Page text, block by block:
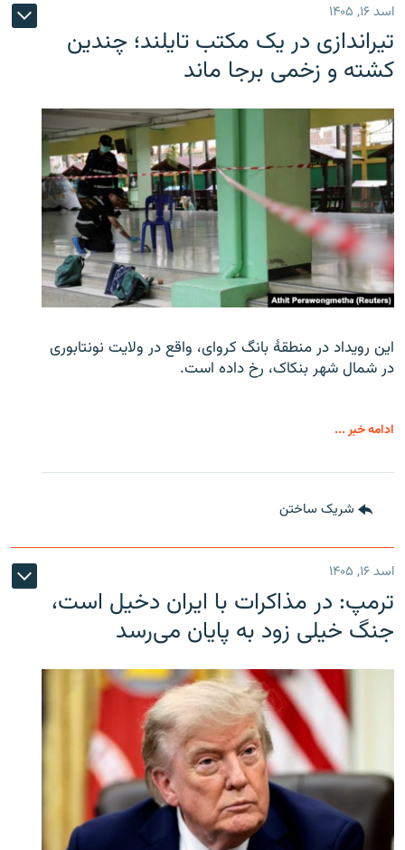
اسد ۱۶, ۱۴۰۵
تیراندازی در یک مکتب تایلند؛ چندین
کشته و زخمی برجا ماند
این رویداد در منطقۀ بانگ کروای، واقع در ولایت نونتابوری
در شمال شهر بنکاک، رخ داده است.
ادامه خبر ...
شریک ساختن
اسد ۱۶, ۱۴۰۵
ترمپ: در مذاکرات با ایران دخیل است،
جنگ خیلی زود به پایان می‌رسد